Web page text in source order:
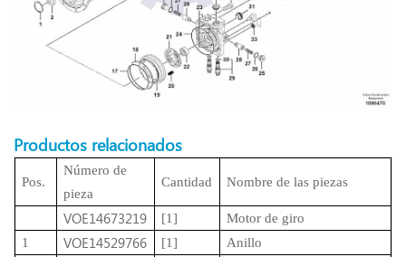
Productos relacionados
Pos.
Número de
pieza
Cantidad Nombre de las piezas
VOE14673219 [1]
Motor de giro
1
VOE14529766 [1]
Anillo